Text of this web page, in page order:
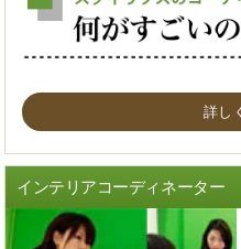
詳し
インテリアコーディネーター